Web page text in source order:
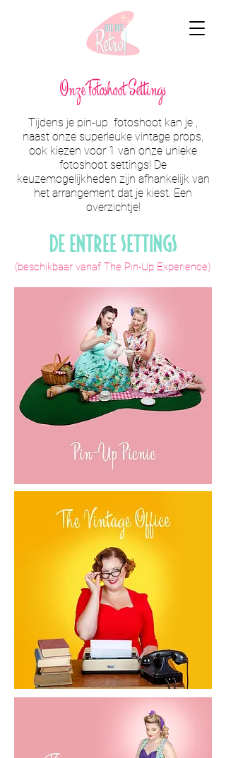
Onze Fotoshoot Settings
Tijdens je pin-up fotoshoot kan je ,
naast onze superleuke vintage props,
ook kiezen voor 1 van onze unieke
fotoshoot settings! De
keuzemogelijkheden zijn afhankelijk van
het arrangement dat je kiest. Een
overzichtje!
De Entree Settings
(beschikbaar vanaf The Pin-Up Experience)